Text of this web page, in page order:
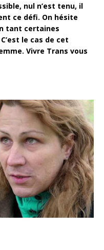
nul n’est tenu, il
ce défi. On hésite
tant certaines
le cas de cet
Vivre Trans vous